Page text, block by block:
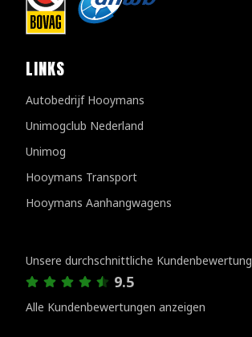
LINKS
Autobedrijf Hooymans
Unimogclub Nederland
Unimog
Hooymans Transport
Hooymans Aanhangwagens
Unsere durchschnittliche Kundenbewertung
9.5
Alle Kundenbewertungen anzeigen